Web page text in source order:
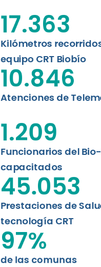
Leer más
Kilómetros
equipo CRT Biobío
17.363
Atenciones de
10.846
Funcionarios del
capacitados
1.209
Prestaciones de
tecnología CRT
45.053
de las comunas
97%